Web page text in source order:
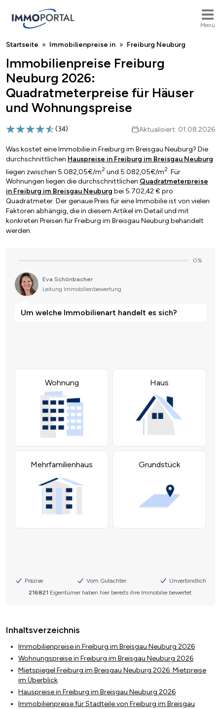
Menü
Breadcrumb
Startseite Immobilienpreise in Freiburg Neuburg
Immobilienpreise Freiburg
Neuburg 2026:
Quadratmeterpreise für Häuser
und Wohnungspreise
(34) Aktualisiert: 01.08.2026
Was kostet eine Immobilie in Freiburg im Breisgau Neuburg? Die
durchschnittlichen Hauspreise in Freiburg im Breisgau Neuburg
liegen zwischen 5.082,05€/m2 und 5.082,05€/m2. Für
Wohnungen liegen die durchschnittlichen Quadratmeterpreise
in Freiburg im Breisgau Neuburg bei 5.702,42 € pro
Quadratmeter. Der genaue Preis für eine Immobilie ist von vielen
Faktoren abhängig, die in diesem Artikel im Detail und mit
konkreten Preisen für Freiburg im Breisgau Neuburg behandelt
werden.
Inhaltsverzeichnis
Immobilienpreise in Freiburg im Breisgau Neuburg 2026
Wohnungspreise in Freiburg im Breisgau Neuburg 2026
Mietspiegel Freiburg im Breisgau Neuburg 2026: Mietpreise
im Überblick
Hauspreise in Freiburg im Breisgau Neuburg 2026
Immobilienpreise für Stadteile von Freiburg im Breisgau